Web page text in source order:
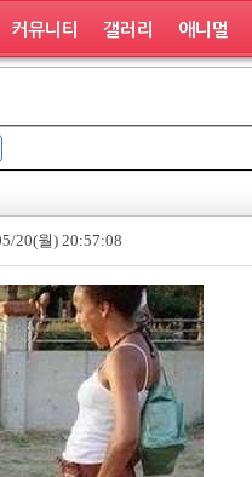
커뮤니티 갤러리 애니멀
20(월) 20:57:08